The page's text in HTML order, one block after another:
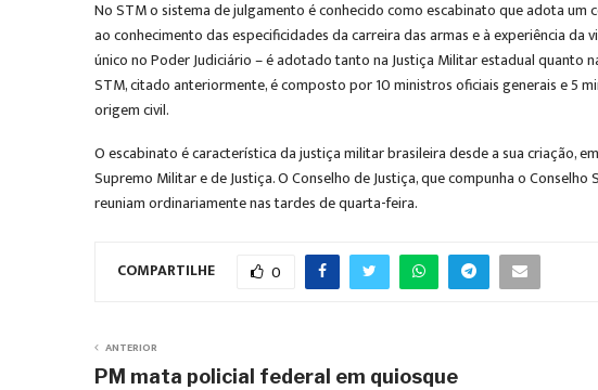
No STM o sistema de julgamento é conhecido como escabinato que adota
ao conhecimento das especificidades da carreira das armas e à experiência
único no Poder Judiciário – é adotado tanto na Justiça Militar estadual quanto
STM, citado anteriormente, é composto por 10 ministros oficiais generais e 5
origem civil.
O escabinato é característica da justiça militar brasileira desde a sua criação,
Supremo Militar e de Justiça. O Conselho de Justiça, que compunha o
reuniam ordinariamente nas tardes de quarta-feira.
COMPARTILHE 0
ANTERIOR
PM mata policial federal em quiosque